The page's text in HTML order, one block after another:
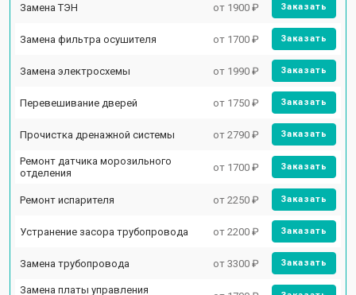
Замена ТЭН от 1900 ₽ Заказать
Замена фильтра осушителя от 1700 ₽ Заказать
Замена электросхемы от 1990 ₽ Заказать
Перевешивание дверей от 1750 ₽ Заказать
Прочистка дренажной системы от 2790 ₽ Заказать
Ремонт датчика морозильного
отделения
от 1700 ₽ Заказать
Ремонт испарителя от 2250 ₽ Заказать
Устранение засора трубопровода от 2200 ₽ Заказать
Замена трубопровода от 3300 ₽ Заказать
Замена платы управления